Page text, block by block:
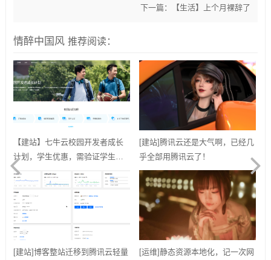
下一篇：
【生活】上个月裸辞了
情醉中国风 推荐阅读：
【建站】七牛云校园开发者成长
计划，学生优惠，需验证学生邮
箱
[建站]腾讯云还是大气啊，已经几
乎全部用腾讯云了！
[建站]博客整站迁移到腾讯云轻量
[运维]静态资源本地化，记一次网